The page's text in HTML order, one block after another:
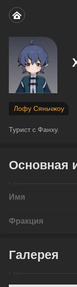
Лофу Сяньчжоу
Турист с Фанху.
Основная
Имя
Фракция
Галерея